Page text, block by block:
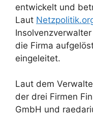
entwickelt und
Laut
die Firma
eingeleitet.
Laut dem
der drei Firmen
GmbH und